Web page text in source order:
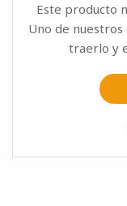
Este producto
Uno de
traerlo y